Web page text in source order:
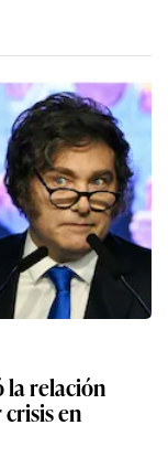
la relación
en